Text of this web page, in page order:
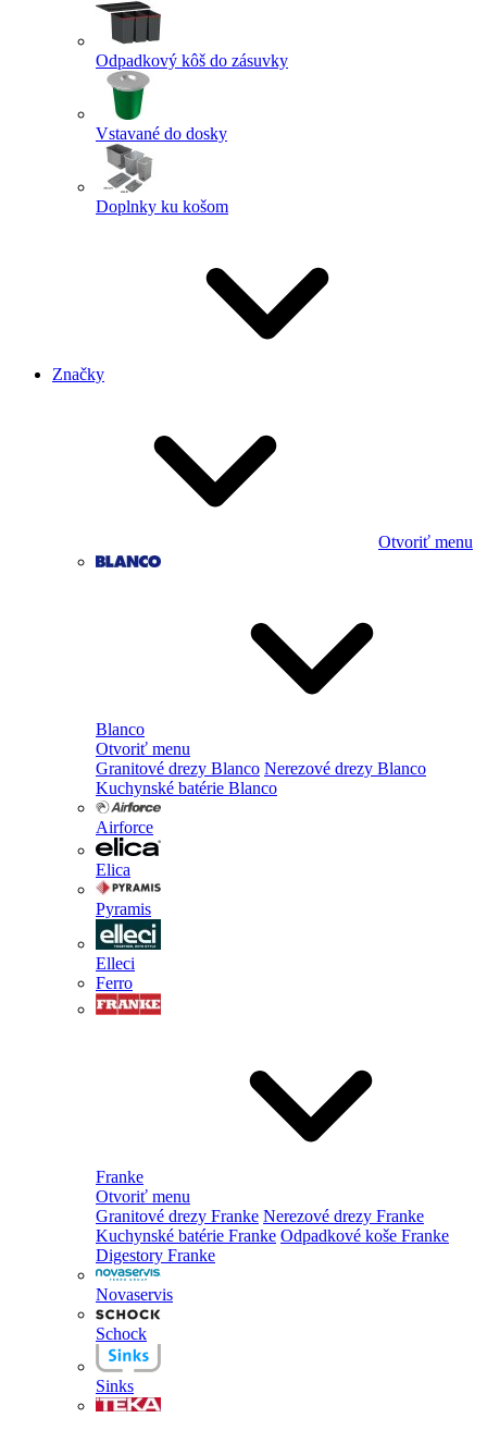
Odpadkový kôš do zásuvky
Vstavané do dosky
Doplnky ku košom
Značky
Otvoriť menu
Blanco
Otvoriť menu
Granitové drezy Blanco Nerezové drezy Blanco
Kuchynské batérie Blanco
Airforce
Elica
Pyramis
Elleci
Ferro
Franke
Otvoriť menu
Granitové drezy Franke Nerezové drezy Franke
Kuchynské batérie Franke Odpadkové koše Franke
Digestory Franke
Novaservis
Schock
Sinks